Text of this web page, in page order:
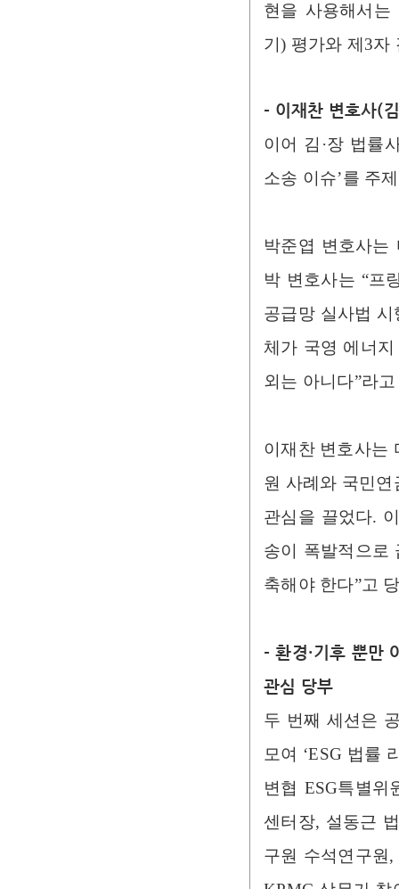
현을 사용해서는
기) 평가와 제3자
- 이재찬 변호사(
이어 김·장 법률
소송 이슈’를 주
박준엽 변호사는
박 변호사는 “프
공급망 실사법
체가 국영 에너
외는 아니다”라
이재찬 변호사는
원 사례와 국민
관심을 끌었다.
송이 폭발적으로
축해야 한다”고
​- 환경·기후 뿐만
관심 당부
두 번째 세션은
모여 ‘ESG 법률
변협 ESG특별
센터장, 설동근
구원 수석연구원